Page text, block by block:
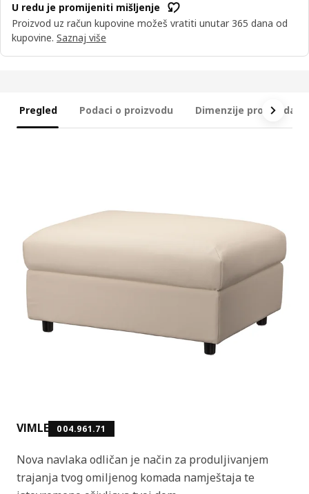
U redu je promijeniti mišljenje
Proizvod uz račun kupovine možeš vratiti unutar 365 dana od
kupovine. Saznaj više
Pregled Podaci o proizvodu Dimenzije proizvoda
VIMLE 004.961.71
Nova navlaka odličan je način za produljivanjem
trajanja tvog omiljenog komada namještaja te